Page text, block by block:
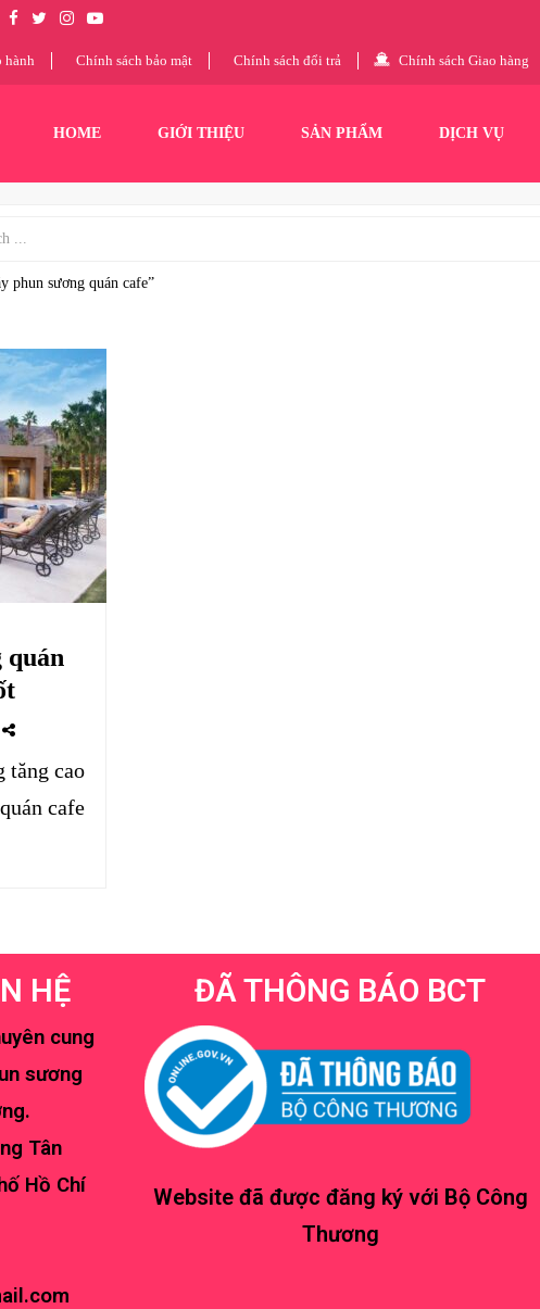
hành Chính sách bảo mật Chính sách đổi trả Chính sách Giao hàng
HOME GIỚI THIỆU SẢN PHẨM DỊCH VỤ
phun sương quán cafe”
quán
tăng cao
cafe
HỆ
cung
sương
Tân
Hồ Chí
ĐÃ THÔNG BÁO BCT
Website đã được đăng ký với Bộ Công
Thương